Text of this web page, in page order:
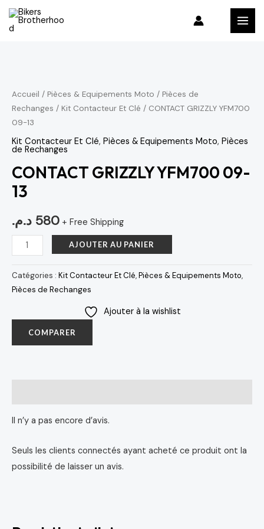
Aller
Accueil / Pièces & Equipements Moto / Pièces de
Rechanges / Kit Contacteur Et Clé / CONTACT GRIZZLY YFM700
09-13
Kit Contacteur Et Clé, Pièces & Equipements Moto, Pièces
de Rechanges
CONTACT GRIZZLY YFM700 09-
13
580 د.م. + Free Shipping
CONTACT
GRIZZLY
YFM700
09-
AJOUTER AU PANIER
Catégories : Kit Contacteur Et Clé,Pièces & Equipements Moto,
Pièces de Rechanges
Ajouter à la wishlist
COMPARER
Il n’y a pas encore d’avis.
Seuls les clients connectés ayant acheté ce produit ont la
possibilité de laisser un avis.